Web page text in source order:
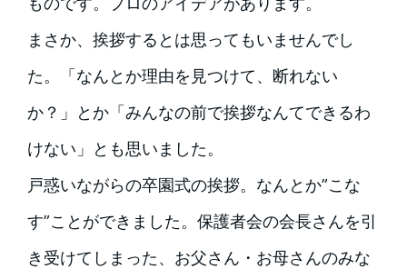
まさか、挨拶するとは思ってもいませんでし
た。「なんとか理由を見つけて、断れない
か？」とか「みんなの前で挨拶なんてできるわ
けない」とも思いました。
戸惑いながらの卒園式の挨拶。なんとか”こな
す”ことができました。保護者会の会長さんを引
き受けてしまった、お父さん・お母さんのみな